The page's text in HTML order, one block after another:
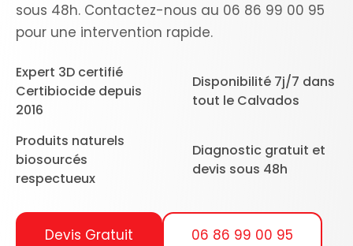
sous 48h. Contactez-nous au 06 86 99 00 95
pour une intervention rapide.
Expert 3D certifié
Certibiocide depuis
2016
Disponibilité 7j/7 dans
tout le Calvados
Produits naturels
biosourcés
respectueux
Diagnostic gratuit et
devis sous 48h
Devis Gratuit 06 86 99 00 95